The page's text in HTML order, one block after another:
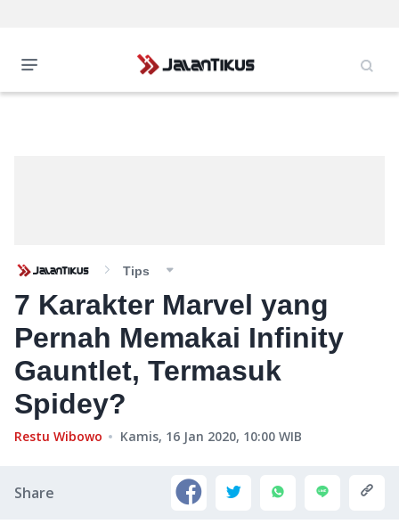
Tips
7 Karakter Marvel yang
Pernah Memakai Infinity
Gauntlet, Termasuk
Spidey?
Restu Wibowo Kamis, 16 Jan 2020, 10:00 WIB
Share